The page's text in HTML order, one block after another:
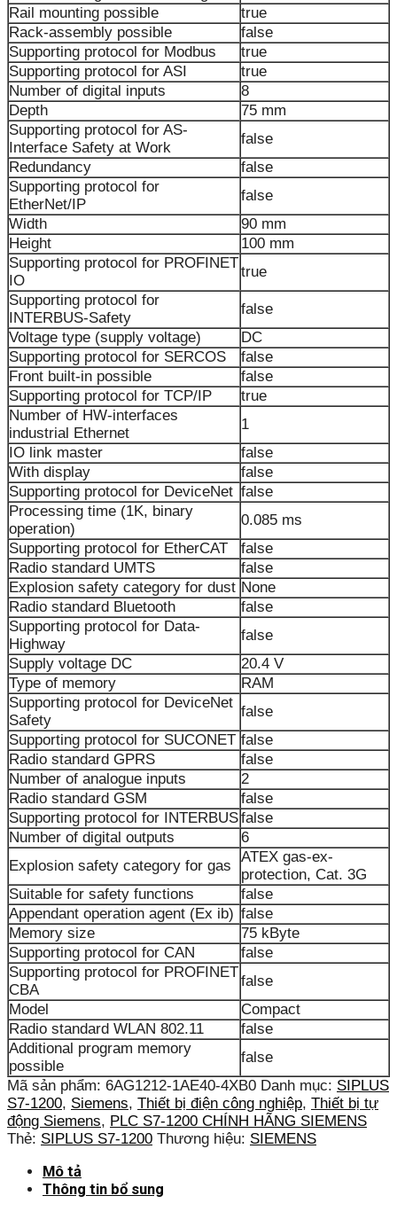
Rail mounting possible
true
Rack-assembly possible
false
Supporting protocol for Modbus
true
Supporting protocol for ASI
true
Number of digital inputs
8
Depth
75 mm
Supporting protocol for AS-
Interface Safety at Work
false
Redundancy
false
Supporting protocol for
EtherNet/IP
false
Width
90 mm
Height
100 mm
Supporting protocol for PROFINET
IO
true
Supporting protocol for
INTERBUS-Safety
false
Voltage type (supply voltage)
DC
Supporting protocol for SERCOS
false
Front built-in possible
false
Supporting protocol for TCP/IP
true
Number of HW-interfaces
industrial Ethernet
1
IO link master
false
With display
false
Supporting protocol for DeviceNet false
Processing time (1K, binary
operation)
0.085 ms
Supporting protocol for EtherCAT
false
Radio standard UMTS
false
Explosion safety category for dust None
Radio standard Bluetooth
false
Supporting protocol for Data-
Highway
false
Supply voltage DC
20.4 V
Type of memory
RAM
Supporting protocol for DeviceNet
Safety
false
Supporting protocol for SUCONET false
Radio standard GPRS
false
Number of analogue inputs
2
Radio standard GSM
false
Supporting protocol for INTERBUSfalse
Number of digital outputs
6
Explosion safety category for gas
ATEX gas-ex-
protection, Cat. 3G
Suitable for safety functions
false
Appendant operation agent (Ex ib) false
Memory size
75 kByte
Supporting protocol for CAN
false
Supporting protocol for PROFINET
CBA
false
Model
Compact
Radio standard WLAN 802.11
false
Additional program memory
possible
false
Mã sản phẩm: 6AG1212-1AE40-4XB0 Danh mục: SIPLUS
S7-1200, Siemens, Thiết bị điện công nghiệp, Thiết bị tự
động Siemens, PLC S7-1200 CHÍNH HÃNG SIEMENS
Thẻ: SIPLUS S7-1200 Thương hiệu: SIEMENS
Mô tả
Thông tin bổ sung